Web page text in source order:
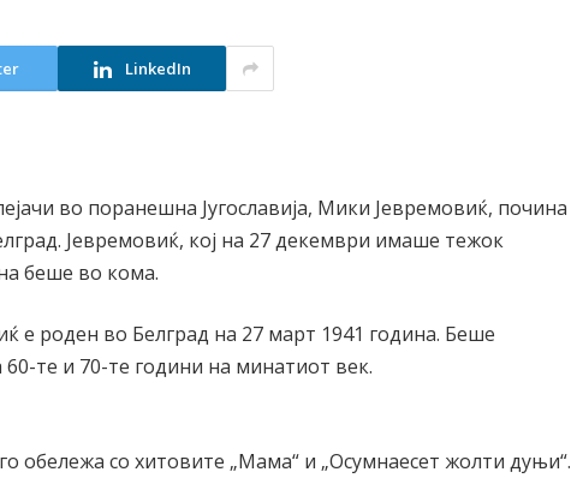
LinkedIn
во поранешна Југославија, Мики Јевремовиќ, почина
Јевремовиќ, кој на 27 декември имаше тежок
беше во кома.
е роден во Белград на 27 март 1941 година. Беше
60-те и 70-те години на минатиот век.
обележа со хитовите „Мама“ и „Осумнаесет жолти дуњи“.